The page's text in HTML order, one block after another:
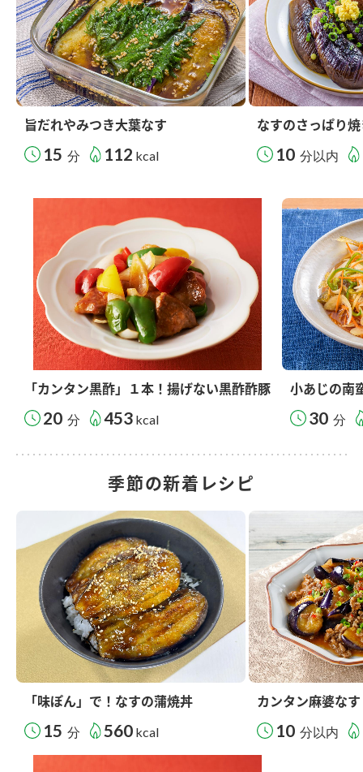
旨だれやみつき大葉なす
15 分 112 kcal
なすのさっぱり
10 分以内
「カンタン黒酢」１本！揚げない黒酢酢豚
20 分 453 kcal
小あじの南
30 分
季節の新着レシピ
「味ぽん」で！なすの蒲焼丼
15 分 560 kcal
カンタン麻婆なす
10 分以内